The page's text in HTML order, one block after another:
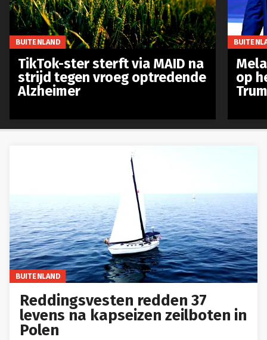
BUITENLAND
Reddingsvesten redden 37
levens na kapseizen zeilboten in
Polen
BUITENLAND
TikTok-ster sterft via MAID na
strijd tegen vroeg optredende
Alzheimer
op